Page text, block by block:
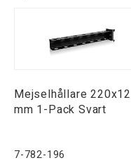
Mejselhållare 220x12
mm 1-Pack Svart
7-782-196